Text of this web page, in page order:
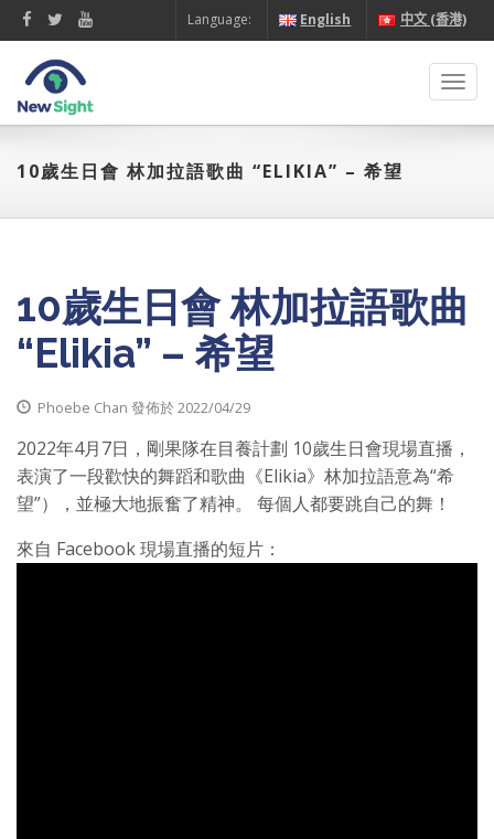
Language: English 中文 (香港)
10歲生日會 林加拉語歌曲 “ELIKIA” – 希望
10歲生日會 林加拉語歌曲
“Elikia” – 希望
Phoebe Chan 發佈於 2022/04/29
2022年4月7日，剛果隊在目養計劃 10歲生日會現場直播，
表演了一段歡快的舞蹈和歌曲《Elikia》林加拉語意為“希
望”），並極大地振奮了精神。 每個人都要跳自己的舞！
來自 Facebook 現場直播的短片：